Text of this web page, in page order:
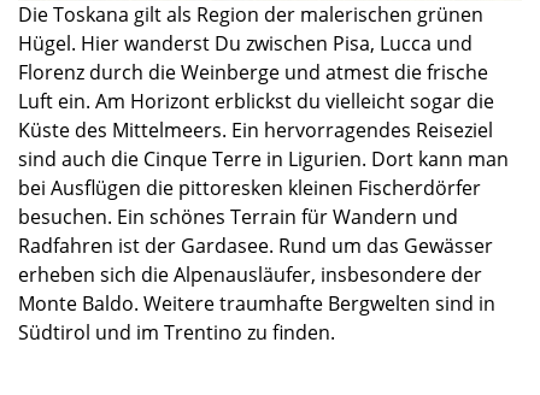
Die Toskana gilt als Region der malerischen grünen
Hügel. Hier wanderst Du zwischen Pisa, Lucca und
Florenz durch die Weinberge und atmest die frische
Luft ein. Am Horizont erblickst du vielleicht sogar die
Küste des Mittelmeers. Ein hervorragendes Reiseziel
sind auch die Cinque Terre in Ligurien. Dort kann man
bei Ausflügen die pittoresken kleinen Fischerdörfer
besuchen. Ein schönes Terrain für Wandern und
Radfahren ist der Gardasee. Rund um das Gewässer
erheben sich die Alpenausläufer, insbesondere der
Monte Baldo. Weitere traumhafte Bergwelten sind in
Südtirol und im Trentino zu finden.